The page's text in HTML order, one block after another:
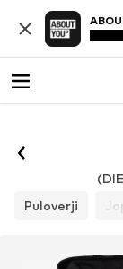
Puloverji